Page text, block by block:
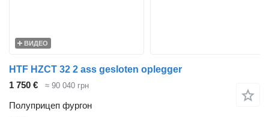
ВИДЕО
HTF HZCT 32 2 ass gesloten oplegger
1 750 €
≈ 90 040 грн
Полуприцеп фургон